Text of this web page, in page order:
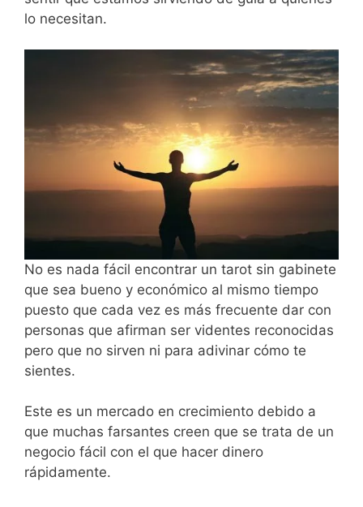
lo necesitan.
No es nada fácil encontrar un tarot sin gabinete
que sea bueno y económico al mismo tiempo
puesto que cada vez es más frecuente dar con
personas que afirman ser videntes reconocidas
pero que no sirven ni para adivinar cómo te
sientes.
Este es un mercado en crecimiento debido a
que muchas farsantes creen que se trata de un
negocio fácil con el que hacer dinero
rápidamente.